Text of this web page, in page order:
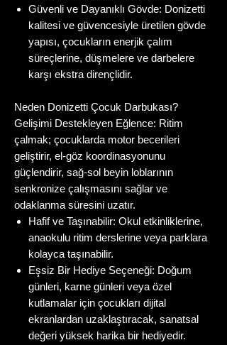
Güvenli ve Dayanıklı Gövde: Donizetti
kalitesi ve güvencesiyle üretilen gövde
yapısı, çocukların enerjik çalım
süreçlerine, düşmelere ve darbelere
karşı ekstra dirençlidir.
Neden Donizetti Çocuk Darbukası?
Gelişimi Destekleyen Eğlence: Ritim
çalmak; çocuklarda motor becerileri
geliştirir, el-göz koordinasyonunu
güçlendirir, sağ-sol beyin loblarının
senkronize çalışmasını sağlar ve
odaklanma süresini uzatır.
Hafif ve Taşınabilir: Okul etkinliklerine,
anaokulu ritim derslerine veya parklara
kolayca taşınabilir.
Eşsiz Bir Hediye Seçeneği: Doğum
günleri, karne günleri veya özel
kutlamalar için çocukları dijital
ekranlardan uzaklaştıracak, sanatsal
değeri yüksek harika bir hediyedir.